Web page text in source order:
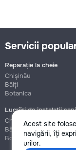
Acest site
navigării, îți
urilor.
Servicii
Reparație la cheie
Chișinău
Bălți
Botanica
Lucrări de instalații
Chișinău
Bălți
Botanica